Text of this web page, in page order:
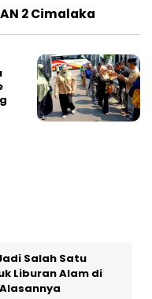
2 Cimalaka
Salah Satu
Liburan Alam di